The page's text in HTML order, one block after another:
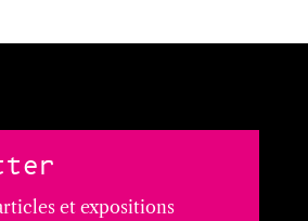
et expositions